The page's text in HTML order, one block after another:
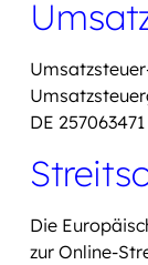
DE 257063471
Die
zur Online-